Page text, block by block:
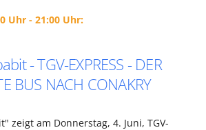
Uhr - 21:00 Uhr:
- TGV-EXPRESS - DER
BUS NACH CONAKRY
zeigt am Donnerstag, 4. Juni, TGV-